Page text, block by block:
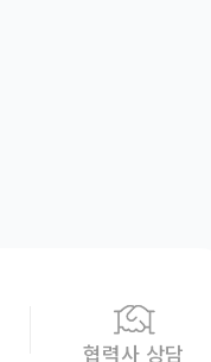
협력사 상담